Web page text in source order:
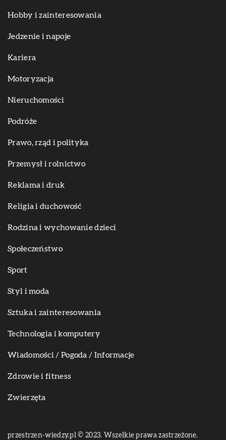
Hobby i zainteresowania
Jedzenie i napoje
Kariera
Motoryzacja
Nieruchomości
Podróże
Prawo, rząd i polityka
Przemysł i rolnictwo
Reklama i druk
Religia i duchowość
Rodzina i wychowanie dzieci
Społeczeństwo
Sport
Styl i moda
Sztuka i zainteresowania
Technologia i komputery
Wiadomości / Pogoda / Informacje
Zdrowie i fitness
Zwierzęta
przestrzen-wiedzy.pl © 2023. Wszelkie prawa zastrzeżone.